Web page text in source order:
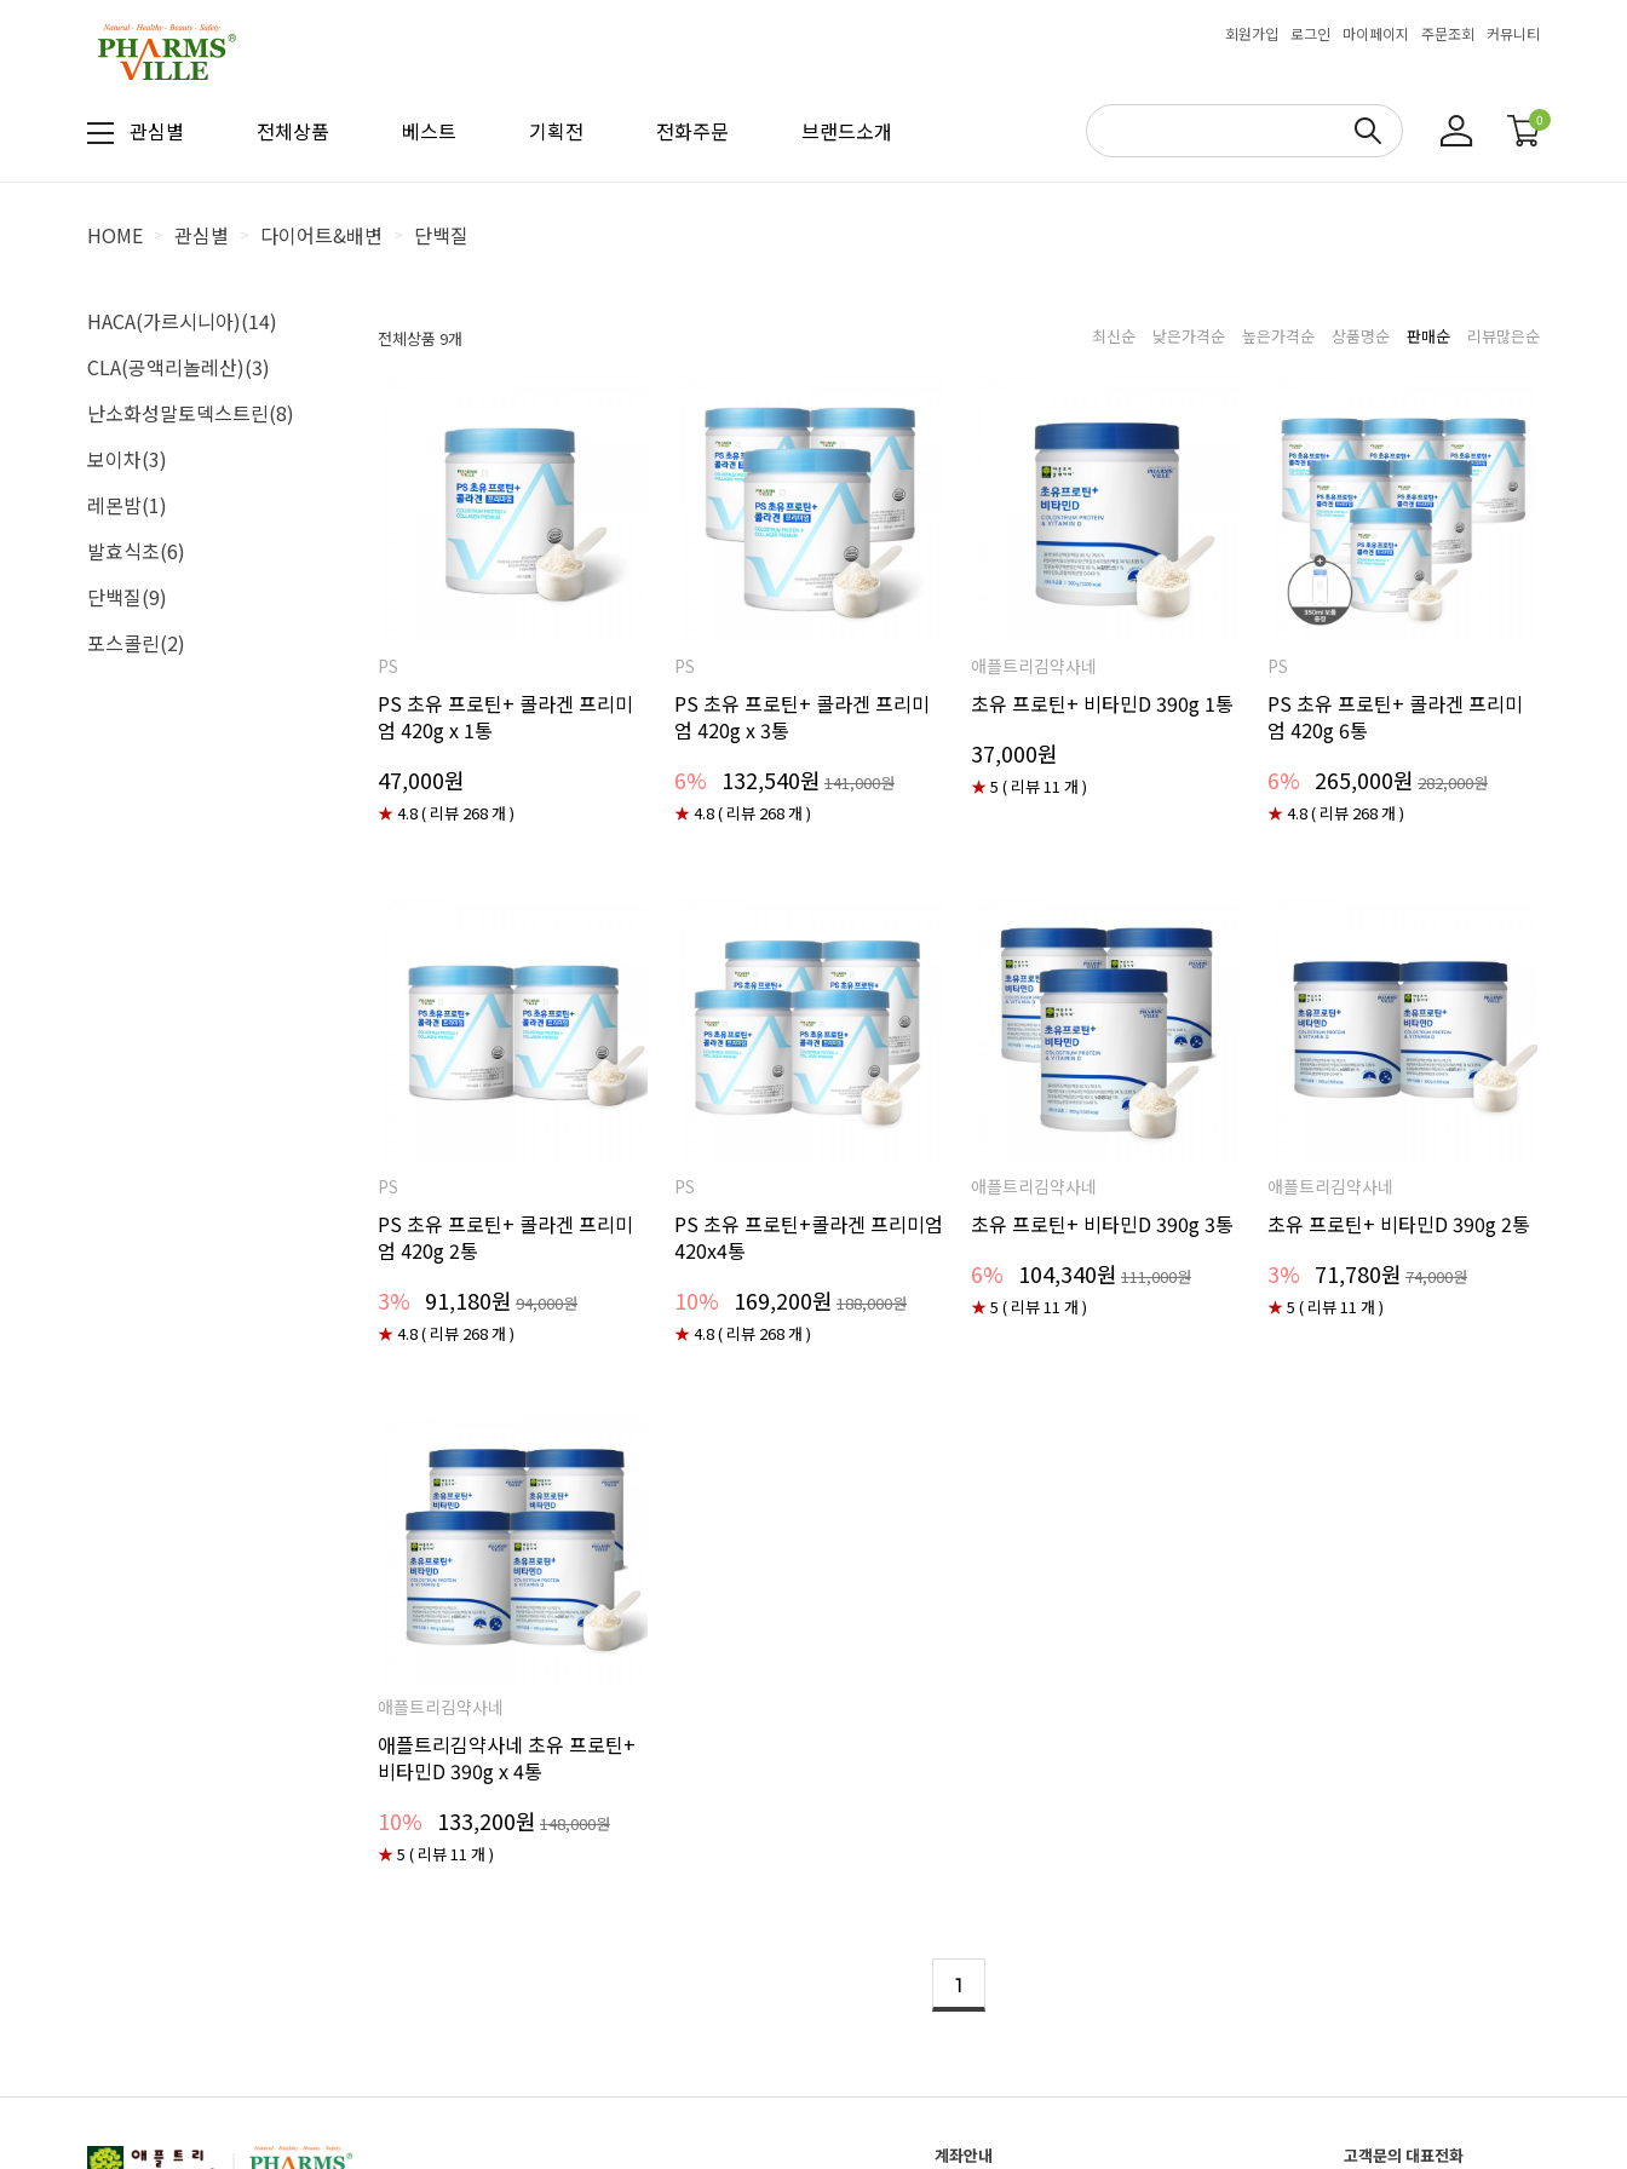
회원가입 로그인 마이페이지 주문조회 커뮤니티
관심별 전체상품 베스트 기획전 전화주문 브랜드소개 0
HOME > 관심별 > 다이어트&배변 > 단백질
HACA(가르시니아)(14)
CLA(공액리놀레산)(3)
난소화성말토덱스트린(8)
보이차(3)
레몬밤(1)
발효식초(6)
단백질(9)
포스콜린(2)
전체상품 9개 최신순 낮은가격순 높은가격순 상품명순 판매순 리뷰많은순
PS
PS 초유 프로틴+ 콜라겐 프리미
엄 420g x 1통
47,000원
★4.8 ( 리뷰 268 개 )
PS
PS 초유 프로틴+ 콜라겐 프리미
엄 420g x 3통
6% 132,540원 141,000원
★4.8 ( 리뷰 268 개 )
애플트리김약사네
초유 프로틴+ 비타민D 390g 1통
37,000원
★5 ( 리뷰 11 개 )
PS
PS 초유 프로틴+ 콜라겐 프리미
엄 420g 6통
6% 265,000원 282,000원
★4.8 ( 리뷰 268 개 )
PS
PS 초유 프로틴+ 콜라겐 프리미
엄 420g 2통
3% 91,180원 94,000원
★4.8 ( 리뷰 268 개 )
PS
PS 초유 프로틴+콜라겐 프리미엄
420x4통
10% 169,200원 188,000원
★4.8 ( 리뷰 268 개 )
애플트리김약사네
초유 프로틴+ 비타민D 390g 3통
6% 104,340원 111,000원
★5 ( 리뷰 11 개 )
애플트리김약사네
초유 프로틴+ 비타민D 390g 2통
3% 71,780원 74,000원
★5 ( 리뷰 11 개 )
애플트리김약사네
애플트리김약사네 초유 프로틴+
비타민D 390g x 4통
10% 133,200원 148,000원
★5 ( 리뷰 11 개 )
1
계좌안내 고객문의 대표전화